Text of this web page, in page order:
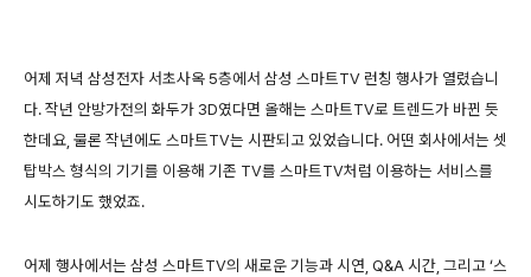
어제 저녁 삼성전자 서초사옥 5층에서 삼성 스마트TV 런칭 행사가 열렸습니
다. 작년 안방가전의 화두가 3D였다면 올해는 스마트TV로 트렌드가 바뀐 듯
한데요, 물론 작년에도 스마트TV는 시판되고 있었습니다. 어떤 회사에서는 셋
탑박스 형식의 기기를 이용해 기존 TV를 스마트TV처럼 이용하는 서비스를
시도하기도 했었죠.
어제 행사에서는 삼성 스마트TV의 새로운 기능과 시연, Q&A 시간, 그리고 ‘스